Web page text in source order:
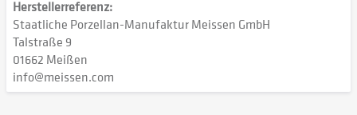
Herstellerreferenz:
Staatliche Porzellan-Manufaktur Meissen GmbH
Talstraße 9
01662 Meißen
info@meissen.com